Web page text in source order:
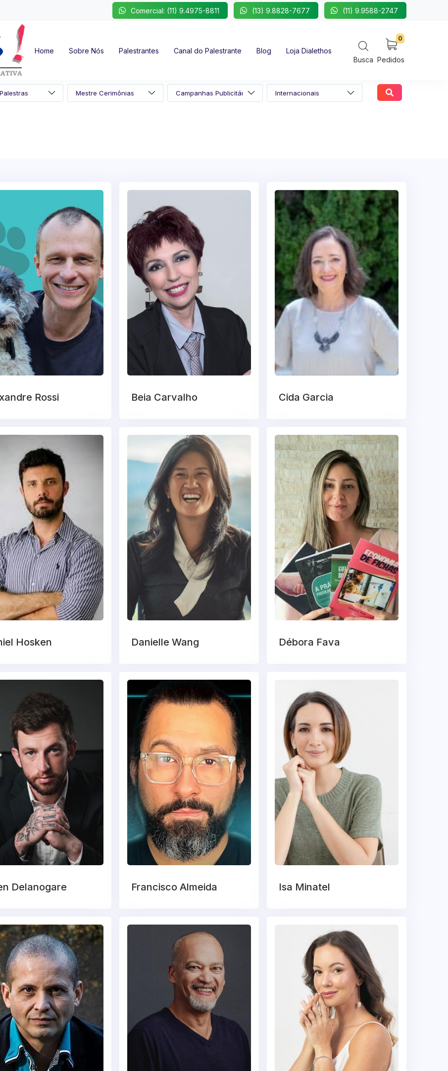
Comercial: (11) 9.4975-8811 (13) 9.8828-7677 (11) 9.9588-2747
Home Sobre Nós Palestrantes Canal do Palestrante Blog
Loja Dialethos
Busca
0
Pedidos
Rossi Beia Carvalho Cida Garcia
Hosken Danielle Wang Débora Fava
Delanogare Francisco Almeida Isa Minatel